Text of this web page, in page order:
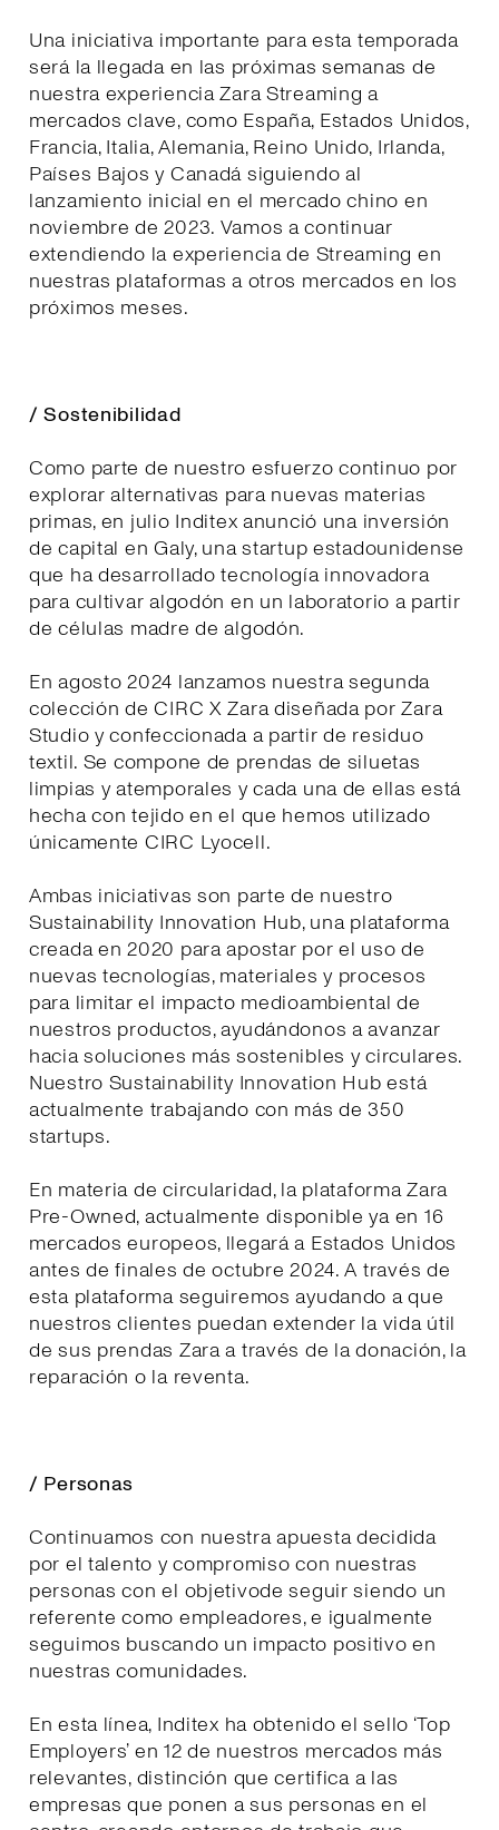
Una iniciativa importante para esta temporada
será la llegada en las próximas semanas de
nuestra experiencia Zara Streaming a
mercados clave, como España, Estados Unidos,
Francia, Italia, Alemania, Reino Unido, Irlanda,
Países Bajos y Canadá siguiendo al
lanzamiento inicial en el mercado chino en
noviembre de 2023. Vamos a continuar
extendiendo la experiencia de Streaming en
nuestras plataformas a otros mercados en los
próximos meses.
/ Sostenibilidad
Como parte de nuestro esfuerzo continuo por
explorar alternativas para nuevas materias
primas, en julio Inditex anunció una inversión
de capital en Galy, una startup estadounidense
que ha desarrollado tecnología innovadora
para cultivar algodón en un laboratorio a partir
de células madre de algodón.
En agosto 2024 lanzamos nuestra segunda
colección de CIRC X Zara diseñada por Zara
Studio y confeccionada a partir de residuo
textil. Se compone de prendas de siluetas
limpias y atemporales y cada una de ellas está
hecha con tejido en el que hemos utilizado
únicamente CIRC Lyocell.
Ambas iniciativas son parte de nuestro
Sustainability Innovation Hub, una plataforma
creada en 2020 para apostar por el uso de
nuevas tecnologías, materiales y procesos
para limitar el impacto medioambiental de
nuestros productos, ayudándonos a avanzar
hacia soluciones más sostenibles y circulares.
Nuestro Sustainability Innovation Hub está
actualmente trabajando con más de 350
startups.
En materia de circularidad, la plataforma Zara
Pre-Owned, actualmente disponible ya en 16
mercados europeos, llegará a Estados Unidos
antes de finales de octubre 2024. A través de
esta plataforma seguiremos ayudando a que
nuestros clientes puedan extender la vida útil
de sus prendas Zara a través de la donación, la
reparación o la reventa.
/ Personas
Continuamos con nuestra apuesta decidida
por el talento y compromiso con nuestras
personas con el objetivode seguir siendo un
referente como empleadores, e igualmente
seguimos buscando un impacto positivo en
nuestras comunidades.
En esta línea, Inditex ha obtenido el sello ‘Top
Employers’ en 12 de nuestros mercados más
relevantes, distinción que certifica a las
empresas que ponen a sus personas en el